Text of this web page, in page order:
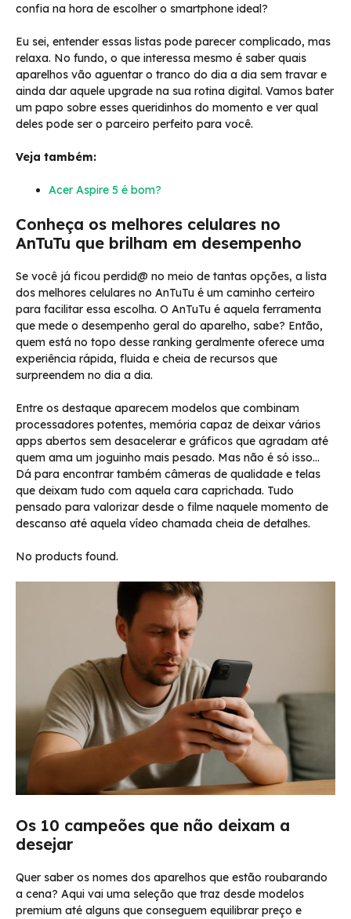
confia na hora de escolher o smartphone ideal?
Eu sei, entender essas listas pode parecer complicado, mas
relaxa. No fundo, o que interessa mesmo é saber quais
aparelhos vão aguentar o tranco do dia a dia sem travar e
ainda dar aquele upgrade na sua rotina digital. Vamos bater
um papo sobre esses queridinhos do momento e ver qual
deles pode ser o parceiro perfeito para você.
Veja também:
Acer Aspire 5 é bom?
Conheça os melhores celulares no
AnTuTu que brilham em desempenho
Se você já ficou perdid@ no meio de tantas opções, a lista
dos melhores celulares no AnTuTu é um caminho certeiro
para facilitar essa escolha. O AnTuTu é aquela ferramenta
que mede o desempenho geral do aparelho, sabe? Então,
quem está no topo desse ranking geralmente oferece uma
experiência rápida, fluida e cheia de recursos que
surpreendem no dia a dia.
Entre os destaque aparecem modelos que combinam
processadores potentes, memória capaz de deixar vários
apps abertos sem desacelerar e gráficos que agradam até
quem ama um joguinho mais pesado. Mas não é só isso…
Dá para encontrar também câmeras de qualidade e telas
que deixam tudo com aquela cara caprichada. Tudo
pensado para valorizar desde o filme naquele momento de
descanso até aquela vídeo chamada cheia de detalhes.
No products found.
Os 10 campeões que não deixam a
desejar
Quer saber os nomes dos aparelhos que estão roubarando
a cena? Aqui vai uma seleção que traz desde modelos
premium até alguns que conseguem equilibrar preço e